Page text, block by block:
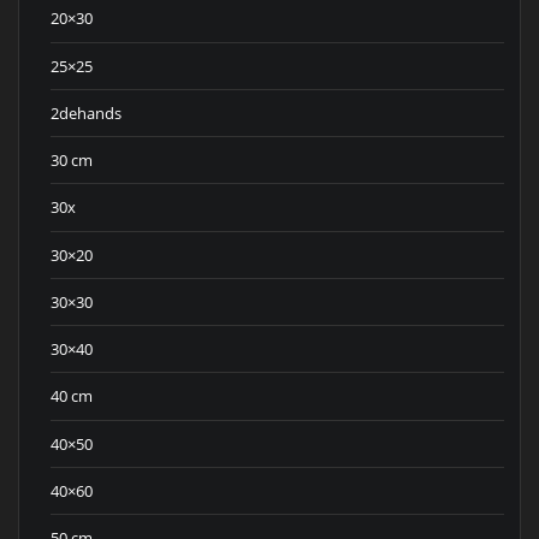
20×30
25×25
2dehands
30 cm
30x
30×20
30×30
30×40
40 cm
40×50
40×60